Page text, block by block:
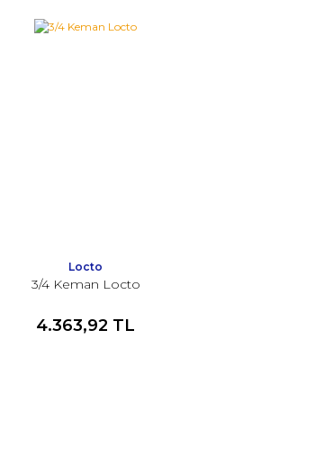
Locto
3/4 Keman Locto
4.363,92 TL